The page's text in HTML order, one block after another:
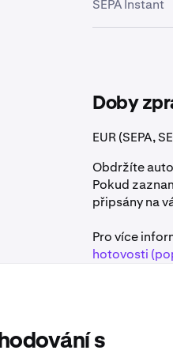
účty v zóně
SEPA Instant
způsobená
se prosím
pro SCT
je mimo
Doby
EUR (SEPA,
Obdržíte
Pokud
připsány na
Pro více
hotovosti
s